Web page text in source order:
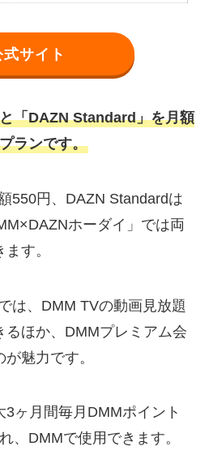
式サイト
「DAZN Standard」を月額
ランです。
550円、DAZN Standardは
ホーダイ」では両
す。
は、DMM TVの動画見放題
るほか、DMMプレミアム会
魅力です。
3ヶ月間毎月DMMポイント
、DMMで使用できます。